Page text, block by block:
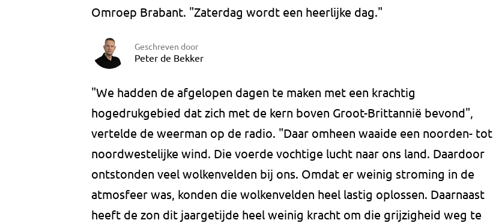
Omroep Brabant. "Zaterdag wordt een heerlijke dag."
Geschreven door
Peter de Bekker
"We hadden de afgelopen dagen te maken met een krachtig
hogedrukgebied dat zich met de kern boven Groot-Brittannië bevond",
vertelde de weerman op de radio. "Daar omheen waaide een noorden- tot
noordwestelijke wind. Die voerde vochtige lucht naar ons land. Daardoor
ontstonden veel wolkenvelden bij ons. Omdat er weinig stroming in de
atmosfeer was, konden die wolkenvelden heel lastig oplossen. Daarnaast
heeft de zon dit jaargetijde heel weinig kracht om die grijzigheid weg te